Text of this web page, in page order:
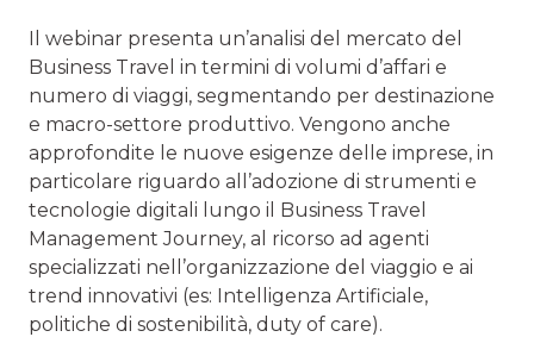
Il webinar presenta un’analisi del mercato del
Business Travel in termini di volumi d’affari e
numero di viaggi, segmentando per destinazione
e macro-settore produttivo. Vengono anche
approfondite le nuove esigenze delle imprese, in
particolare riguardo all’adozione di strumenti e
tecnologie digitali lungo il Business Travel
Management Journey, al ricorso ad agenti
specializzati nell’organizzazione del viaggio e ai
trend innovativi (es: Intelligenza Artificiale,
politiche di sostenibilità, duty of care).